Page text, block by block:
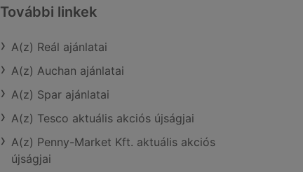
További linkek
A(z) Reál ajánlatai
A(z) Auchan ajánlatai
A(z) Spar ajánlatai
A(z) Tesco aktuális akciós újságjai
A(z) Penny-Market Kft. aktuális akciós
újságjai